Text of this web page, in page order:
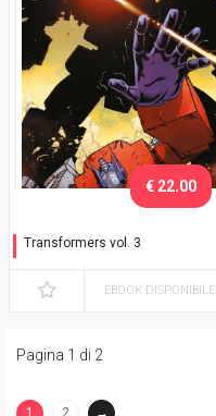
Transformers vol. 3
€ 22.00
EBOOK DISPONIBILE
Pagina 1 di 2
1 2 →